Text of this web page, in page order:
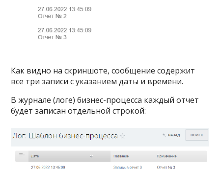
Как видно на скриншоте, сообщение содержит
все три записи с указанием даты и времени.
В журнале (логе) бизнес-процесса каждый отчет
будет записан отдельной строкой: